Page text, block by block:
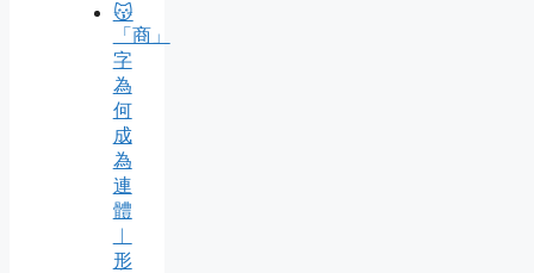
😽
「商」
字
為
何
成
為
連
體
︱
形